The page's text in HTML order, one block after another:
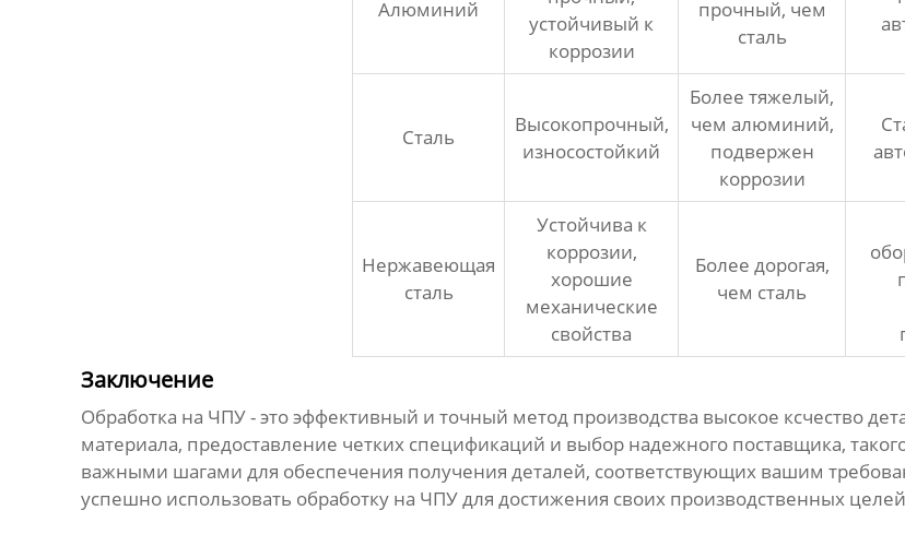
Алюминий
устойчивый к
коррозии
прочный, чем
сталь
Сталь
Высокопрочный,
износостойкий
Более тяжелый,
чем алюминий,
подвержен
коррозии
Нержавеющая
сталь
Устойчива к
коррозии,
хорошие
механические
свойства
Более дорогая,
чем сталь
Заключение
Обработка на ЧПУ - это эффективный и точный метод производства высокое ксчество
материала, предоставление четких спецификаций и выбор надежного поставщика,
важными шагами для обеспечения получения деталей, соответствующих вашим
успешно использовать обработку на ЧПУ для достижения своих производственных